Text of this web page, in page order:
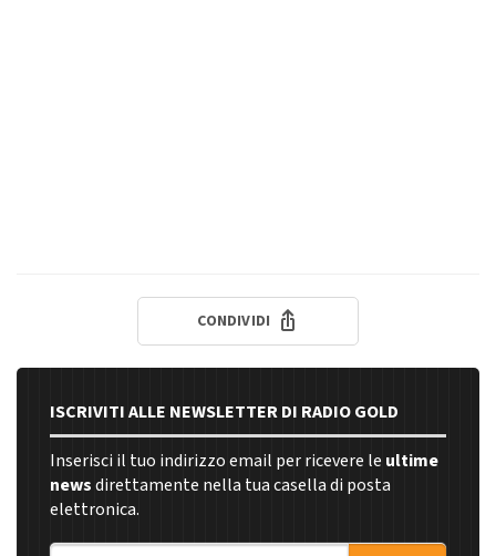
CONDIVIDI
ISCRIVITI ALLE NEWSLETTER DI RADIO GOLD
Inserisci il tuo indirizzo email per ricevere le ultime
newsdirettamente nella tua casella di posta
elettronica.